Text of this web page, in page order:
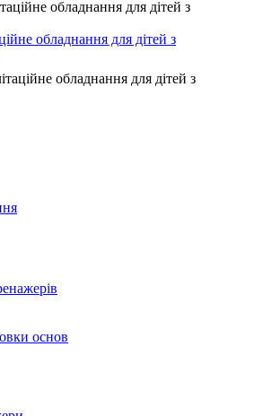
обладнання для дітей з
обладнання для дітей з
основ